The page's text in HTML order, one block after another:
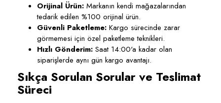
Orijinal Ürün: Markanın kendi mağazalarından
tedarik edilen %100 orijinal ürün.
Güvenli Paketleme: Kargo sürecinde zarar
görmemesi için özel paketleme teknikleri.
Hızlı Gönderim: Saat 14:00'a kadar olan
siparişlerde aynı gün kargo avantajı.
Sıkça Sorulan Sorular ve Teslimat
Süreci